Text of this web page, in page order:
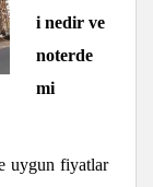
i nedir ve
noterde
mi
uygun fiyatlar